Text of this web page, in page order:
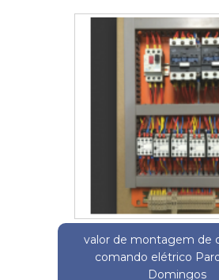
valor de montagem de
comando elétrico
Domingos